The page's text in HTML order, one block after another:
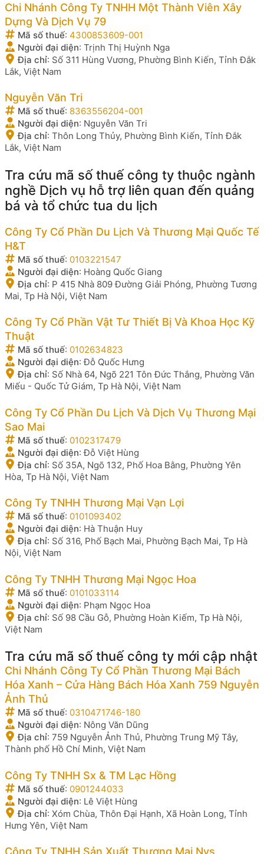
Chi Nhánh Công Ty TNHH Một Thành Viên Xây
Dựng Và Dịch Vụ 79
Mã số thuế: 4300853609-001
Người đại diện: Trịnh Thị Huỳnh Nga
Địa chỉ: Số 311 Hùng Vương, Phường Bình Kiến, Tỉnh Đắk
Lắk, Việt Nam
Nguyễn Văn Tri
Mã số thuế: 8363556204-001
Người đại diện: Nguyễn Văn Tri
Địa chỉ: Thôn Long Thủy, Phường Bình Kiến, Tỉnh Đắk
Lắk, Việt Nam
Tra cứu mã số thuế công ty thuộc ngành
nghề Dịch vụ hỗ trợ liên quan đến quảng
bá và tổ chức tua du lịch
Công Ty Cổ Phần Du Lịch Và Thương Mại Quốc Tế
H&T
Mã số thuế: 0103221547
Người đại diện: Hoàng Quốc Giang
Địa chỉ: P 415 Nhà 809 Đường Giải Phóng, Phường Tương
Mai, Tp Hà Nội, Việt Nam
Công Ty Cổ Phần Vật Tư Thiết Bị Và Khoa Học Kỹ
Thuật
Mã số thuế: 0102634823
Người đại diện:Đỗ Quốc Hưng
Địa chỉ: Số Nhà 64, Ngõ 221 Tôn Đức Thắng, Phường Văn
Miếu - Quốc Tử Giám, Tp Hà Nội, Việt Nam
Công Ty Cổ Phần Du Lịch Và Dịch Vụ Thương Mại
Sao Mai
Mã số thuế: 0102317479
Người đại diện:Đỗ Việt Hùng
Địa chỉ: Số 35A, Ngõ 132, Phố Hoa Bằng, Phường Yên
Hòa, Tp Hà Nội, Việt Nam
Công Ty TNHH Thương Mại Vạn Lợi
Mã số thuế: 0101093402
Người đại diện: Hà Thuận Huy
Địa chỉ: Số 316, Phố Bạch Mai, Phường Bạch Mai, Tp Hà
Nội, Việt Nam
Công Ty TNHH Thương Mại Ngọc Hoa
Mã số thuế: 0101033114
Người đại diện: Phạm Ngọc Hoa
Địa chỉ: Số 98 Cầu Gỗ, Phường Hoàn Kiếm, Tp Hà Nội,
Việt Nam
Tra cứu mã số thuế công ty mới cập nhật
Chi Nhánh Công Ty Cổ Phần Thương Mại Bách
Hóa Xanh – Cửa Hàng Bách Hóa Xanh 759 Nguyễn
Ảnh Thủ
Mã số thuế: 0310471746-180
Người đại diện: Nông Văn Dũng
Địa chỉ: 759 Nguyễn Ảnh Thủ, Phường Trung Mỹ Tây,
Thành phố Hồ Chí Minh, Việt Nam
Công Ty TNHH Sx & TM Lạc Hồng
Mã số thuế: 0901244033
Người đại diện: Lê Việt Hùng
Địa chỉ: Xóm Chùa, Thôn Đại Hạnh, Xã Hoàn Long, Tỉnh
Hưng Yên, Việt Nam
Công Ty TNHH Sản Xuất Thương Mại Nys